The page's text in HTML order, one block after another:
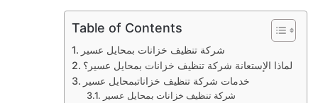
Table of Contents
شركة تنظيف خزانات بمحايل عسير
لماذا الإستعانة شركة تنظيف خزانات بمحايل عسير؟
خدمات شركة تنظيف خزاناتبمحايل عسير
شركة تنظيف خزانات بمحايل عسير